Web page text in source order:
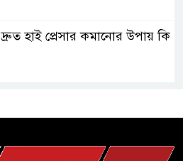
দ্রুত হাই প্রেসার কমানোর উপায় কি
| Today Dakhil Exam